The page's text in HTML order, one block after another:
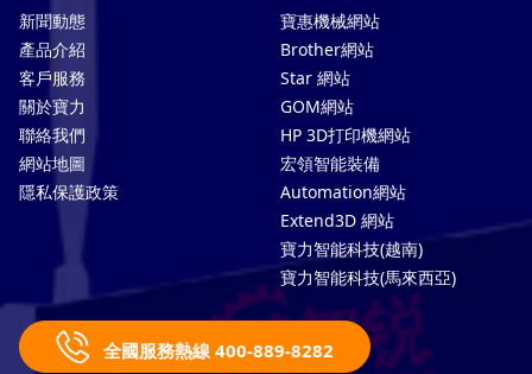
新聞動態
產品介紹
客戶服務
關於寶力
聯絡我們
網站地圖
隱私保護政策
寶惠機械網站
Brother網站
Star 網站
GOM網站
HP 3D打印機網站
宏領智能裝備
Automation網站
Extend3D 網站
寶力智能科技(越南)
寶力智能科技(馬來西亞)
全國服務熱線 400-889-8282